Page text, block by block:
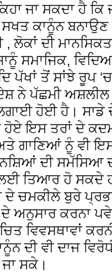
ਜਾ ਸਕਦਾ ਹੈ ਕਿ
ਕਾਨੂੰਨ
ਲੋਕਾਂ ਦੀ
ਸਮਾਜਿਕ,
ਤੋਂ ਸਾਂਝੇ ਰੂਪ
ਦੇਸ਼ ਨੇ ਪੱਛਮੀ
ਹੋਈ ਹੈ। ਸਾਡੇ
ਹੋਏ ਇਸ ਤਰਾਂ ਦੇ
ਗਾਣਿਆਂ ਨੂੰ ਵੀ
ਦੀ ਸਮੱਸਿਆ
ਤਿਆਰ ਹੋ ਸਕਦੇ
ਦੇ ਚਮਕੀਲੇ ਬੁਰੇ
ਦੇ ਅਨੁਸਾਰ ਕਰਨਾ
ਵਿਵਸਥਾਵਾਂ
ਦੀ ਵੀ ਦਾਜ
ਸਕੇ।